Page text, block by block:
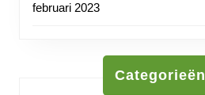
februari 2023
Categorieën